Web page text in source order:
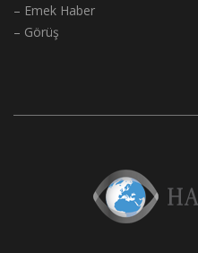
– Emek Haber
– Görüş